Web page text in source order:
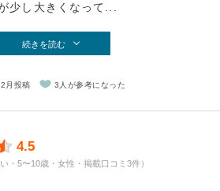
少し大きくなって...
続きを読む
月投稿 3人が参考になった
4.5
・5〜10歳・女性・掲載口コミ3件）